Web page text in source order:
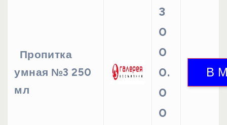
Пропитка
умная №3 250
мл
3
0
0
0.
0
0